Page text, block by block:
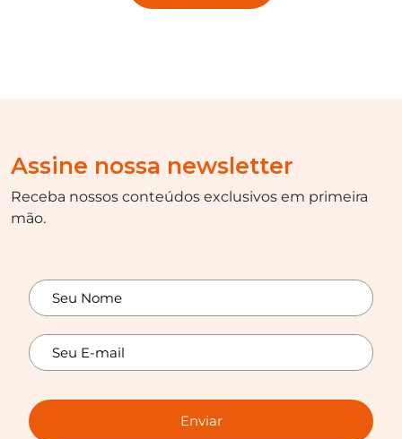
Assine nossa newsletter
Receba nossos conteúdos exclusivos em primeira
mão.
Enviar